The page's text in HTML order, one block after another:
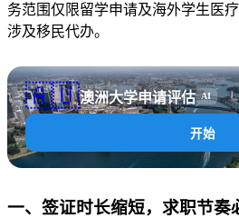
务范围仅限留学申请及海外学生医
涉及移民代办。
🇦🇺澳洲大学申请评估 AI
开始
一、签证时长缩短，求职节奏